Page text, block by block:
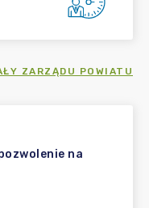
ZARZĄDU POWIATU
na